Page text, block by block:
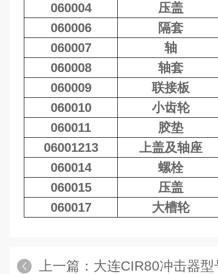
060004
压盖
060006
隔套
060007
轴
060008
轴套
060009
联接板
060010
小齿轮
060011
胶垫
06001213
上盖及轴座
060014
螺栓
060015
压盖
060017
大槽轮
上一篇： 大连CIR80冲击器型